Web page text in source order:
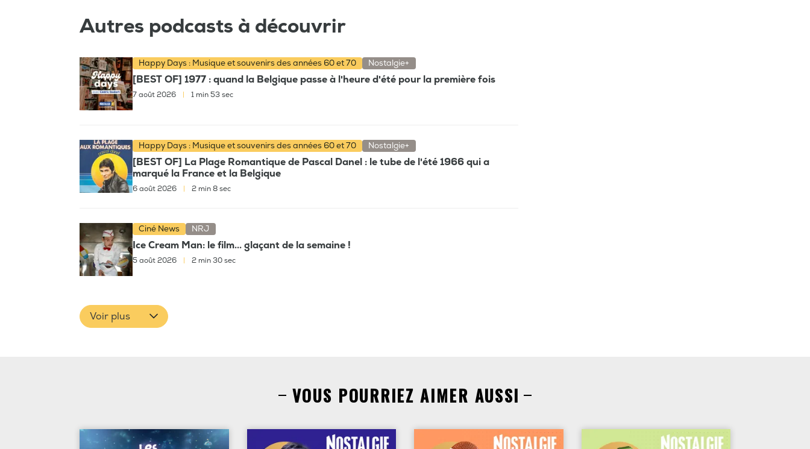
Autres podcasts à découvrir
Happy Days : Musique et souvenirs des années 60 et 70 Nostalgie+
[BEST OF] 1977 : quand la Belgique passe à l'heure d'été pour la première fois
7 août 2026 1 min 53 sec
Happy Days : Musique et souvenirs des années 60 et 70 Nostalgie+
[BEST OF] La Plage Romantique de Pascal Danel : le tube de l'été 1966 qui a
marqué la France et la Belgique
6 août 2026 2 min 8 sec
Ciné News NRJ
Ice Cream Man: le film... glaçant de la semaine !
5 août 2026 | 2 min 30 sec
Voir plus
VOUS POURRIEZ AIMER AUSSI